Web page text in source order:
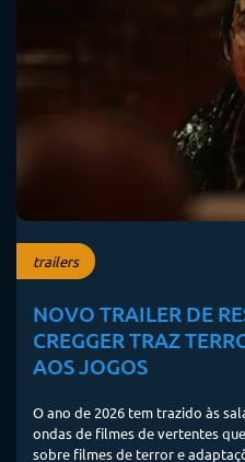
trailers
NOVO TRAILER DE
CREGGER TRAZ
AOS JOGOS
O ano de 2026 tem trazido às
ondas de filmes de vertentes
sobre filmes de terror e